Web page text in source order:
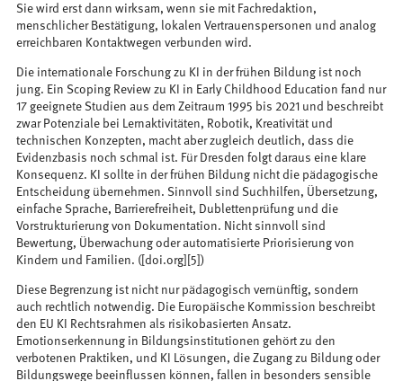
Sie wird erst dann wirksam, wenn sie mit Fachredaktion,
menschlicher Bestätigung, lokalen Vertrauenspersonen und analog
erreichbaren Kontaktwegen verbunden wird.
Die internationale Forschung zu KI in der frühen Bildung ist noch
jung. Ein Scoping Review zu KI in Early Childhood Education fand nur
17 geeignete Studien aus dem Zeitraum 1995 bis 2021 und beschreibt
zwar Potenziale bei Lernaktivitäten, Robotik, Kreativität und
technischen Konzepten, macht aber zugleich deutlich, dass die
Evidenzbasis noch schmal ist. Für Dresden folgt daraus eine klare
Konsequenz. KI sollte in der frühen Bildung nicht die pädagogische
Entscheidung übernehmen. Sinnvoll sind Suchhilfen, Übersetzung,
einfache Sprache, Barrierefreiheit, Dublettenprüfung und die
Vorstrukturierung von Dokumentation. Nicht sinnvoll sind
Bewertung, Überwachung oder automatisierte Priorisierung von
Kindern und Familien. ([doi.org][5])
Diese Begrenzung ist nicht nur pädagogisch vernünftig, sondern
auch rechtlich notwendig. Die Europäische Kommission beschreibt
den EU KI Rechtsrahmen als risikobasierten Ansatz.
Emotionserkennung in Bildungsinstitutionen gehört zu den
verbotenen Praktiken, und KI Lösungen, die Zugang zu Bildung oder
Bildungswege beeinflussen können, fallen in besonders sensible